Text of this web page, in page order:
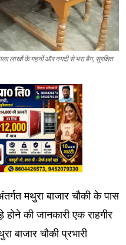
लाखों के गहनों और नगदी से भरा बैग, सुरक्षित
मथुरा बाजार चौकी के पास
होने की जानकारी एक राहगीर
बाजार चौकी प्रभारी